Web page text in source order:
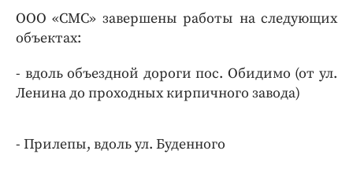
ООО «СМС» завершены работы на следующих
объектах:
- вдоль объездной дороги пос. Обидимо (от ул.
Ленина до проходных кирпичного завода)
- Прилепы, вдоль ул. Буденного